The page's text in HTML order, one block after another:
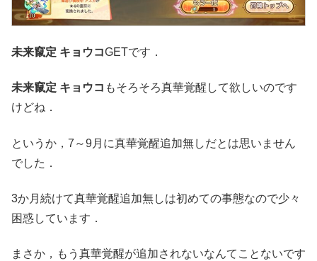
未来竄定 キョウコGETです．
未来竄定 キョウコ もそろそろ真華覚醒して欲しいのです
けどね．
というか，7～9月に真華覚醒追加無しだとは思いません
でした．
3か月続けて真華覚醒追加無しは初めての事態なので少々
困惑しています．
まさか，もう真華覚醒が追加されないなんてことないです